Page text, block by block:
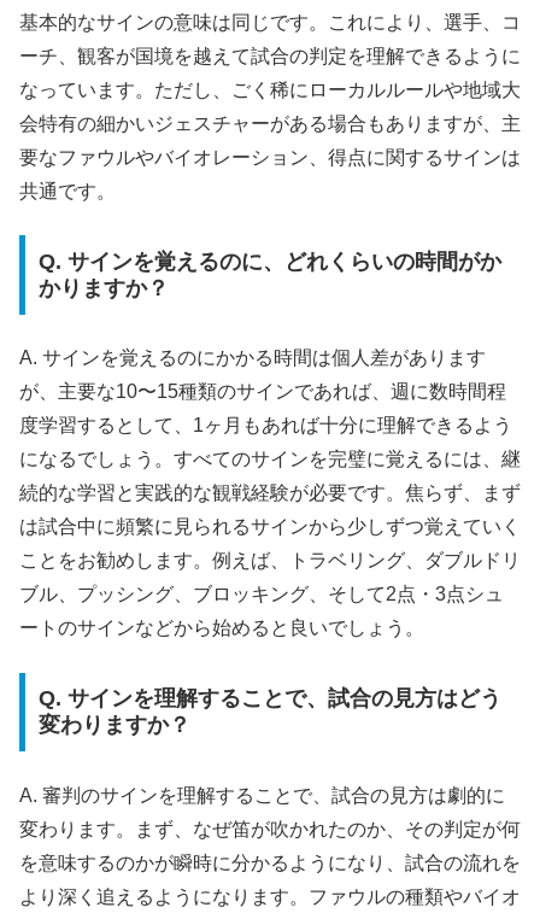
基本的なサインの意味は同じです。これにより、選手、コ
ーチ、観客が国境を越えて試合の判定を理解できるように
なっています。ただし、ごく稀にローカルルールや地域大
会特有の細かいジェスチャーがある場合もありますが、主
要なファウルやバイオレーション、得点に関するサインは
共通です。
Q. サインを覚えるのに、どれくらいの時間がか
かりますか？
A. サインを覚えるのにかかる時間は個人差があります
が、主要な10〜15種類のサインであれば、週に数時間程
度学習するとして、1ヶ月もあれば十分に理解できるよう
になるでしょう。すべてのサインを完璧に覚えるには、継
続的な学習と実践的な観戦経験が必要です。焦らず、まず
は試合中に頻繁に見られるサインから少しずつ覚えていく
ことをお勧めします。例えば、トラベリング、ダブルドリ
ブル、プッシング、ブロッキング、そして2点・3点シュ
ートのサインなどから始めると良いでしょう。
Q. サインを理解することで、試合の見方はどう
変わりますか？
A. 審判のサインを理解することで、試合の見方は劇的に
変わります。まず、なぜ笛が吹かれたのか、その判定が何
を意味するのかが瞬時に分かるようになり、試合の流れを
より深く追えるようになります。ファウルの種類やバイオ